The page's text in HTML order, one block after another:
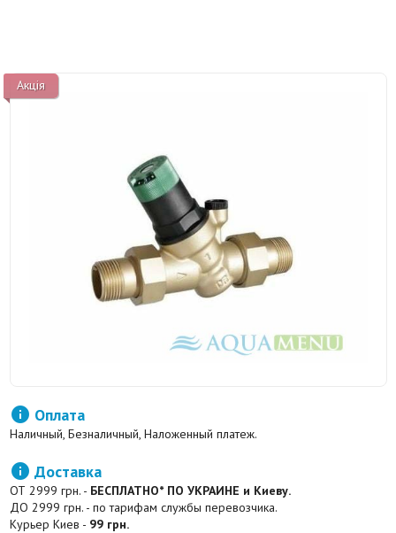
Акція
 Оплата
Наличный, Безналичный, Наложенный платеж.
 Доставка
ОТ 2999 грн. - БЕСПЛАТНО* ПО УКРАИНЕ и Киеву.
ДО 2999 грн. - по тарифам службы перевозчика.
Курьер Киев - 99 грн.